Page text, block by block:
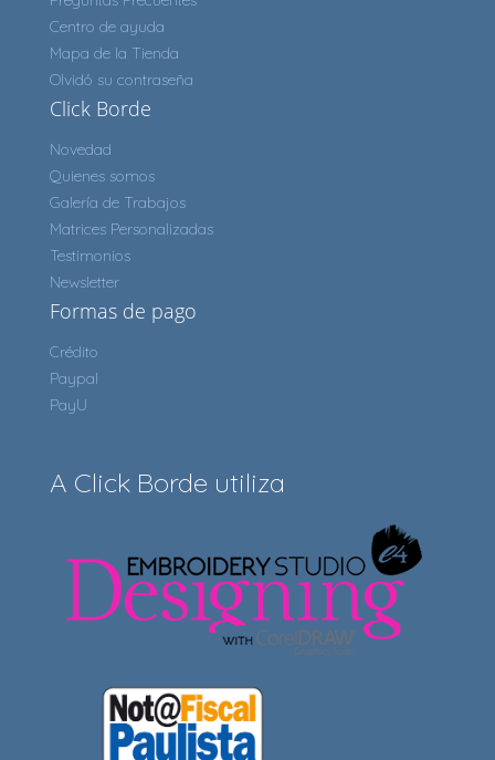
Centro de ayuda
Mapa de la Tienda
Olvidó su contraseña
Click Borde
Novedad
Quienes somos
Galería de Trabajos
Matrices Personalizadas
Testimonios
Newsletter
Formas de pago
Crédito
Paypal
PayU
A Click Borde utiliza